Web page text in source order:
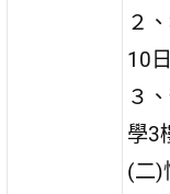
２
10
３
學3
(二)